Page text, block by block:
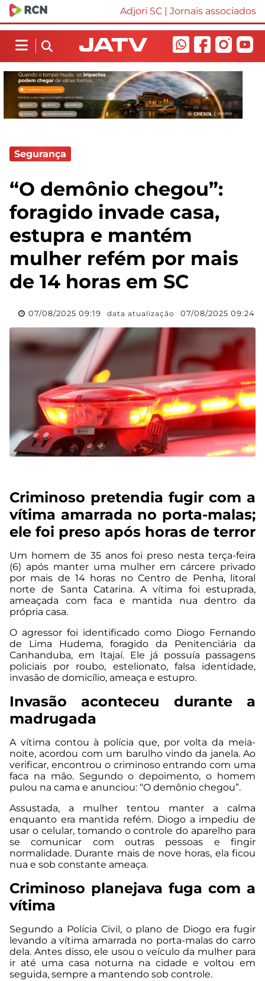
Adjori SC | Jornais associados
Segurança
“O demônio chegou”:
foragido invade casa,
estupra e mantém
mulher refém por mais
de 14 horas em SC
07/08/2025 09:19 data atualização 07/08/2025 09:24
Criminoso pretendia fugir com a
vítima amarrada no porta-malas;
ele foi preso após horas de terror
Um homem de 35 anos foi preso nesta terça-feira
(6) após manter uma mulher em cárcere privado
por mais de 14 horas no Centro de Penha, litoral
norte de Santa Catarina. A vítima foi estuprada,
ameaçada com faca e mantida nua dentro da
própria casa.
O agressor foi identificado como Diogo Fernando
de Lima Hudema, foragido da Penitenciária da
Canhanduba, em Itajaí. Ele já possuía passagens
policiais por roubo, estelionato, falsa identidade,
invasão de domicílio, ameaça e estupro.
Invasão aconteceu durante a
madrugada
A vítima contou à polícia que, por volta da meia-
noite, acordou com um barulho vindo da janela. Ao
verificar, encontrou o criminoso entrando com uma
faca na mão. Segundo o depoimento, o homem
pulou na cama e anunciou: “O demônio chegou”.
Assustada, a mulher tentou manter a calma
enquanto era mantida refém. Diogo a impediu de
usar o celular, tomando o controle do aparelho para
se comunicar com outras pessoas e fingir
normalidade. Durante mais de nove horas, ela ficou
nua e sob constante ameaça.
Criminoso planejava fuga com a
vítima
Segundo a Polícia Civil, o plano de Diogo era fugir
levando a vítima amarrada no porta-malas do carro
dela. Antes disso, ele usou o veículo da mulher para
ir até uma casa noturna na cidade e voltou em
seguida, sempre a mantendo sob controle.